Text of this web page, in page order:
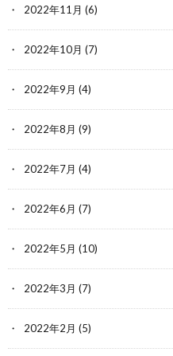
2022年11月 (6)
2022年10月 (7)
2022年9月 (4)
2022年8月 (9)
2022年7月 (4)
2022年6月 (7)
2022年5月 (10)
2022年3月 (7)
2022年2月 (5)